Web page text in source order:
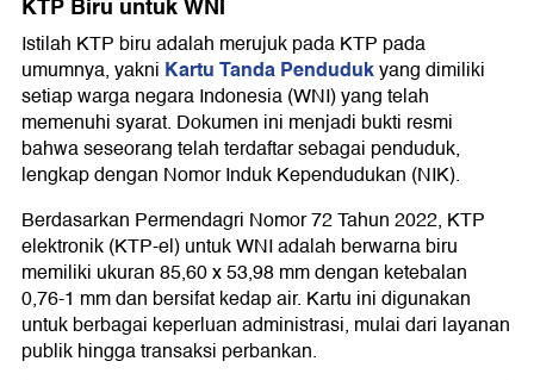
KTP Biru untuk WNI
Istilah KTP biru adalah merujuk pada KTP pada
umumnya, yakni Kartu Tanda Pendudukyang dimiliki
setiap warga negara Indonesia (WNI) yang telah
memenuhi syarat. Dokumen ini menjadi bukti resmi
bahwa seseorang telah terdaftar sebagai penduduk,
lengkap dengan Nomor Induk Kependudukan (NIK).
Berdasarkan Permendagri Nomor 72 Tahun 2022, KTP
elektronik (KTP-el) untuk WNI adalah berwarna biru
memiliki ukuran 85,60 x 53,98 mm dengan ketebalan
0,76-1 mm dan bersifat kedap air. Kartu ini digunakan
untuk berbagai keperluan administrasi, mulai dari layanan
publik hingga transaksi perbankan.